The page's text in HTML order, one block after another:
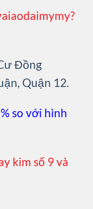
Đồng
Quận 12.
so với hình
kim số 9 và